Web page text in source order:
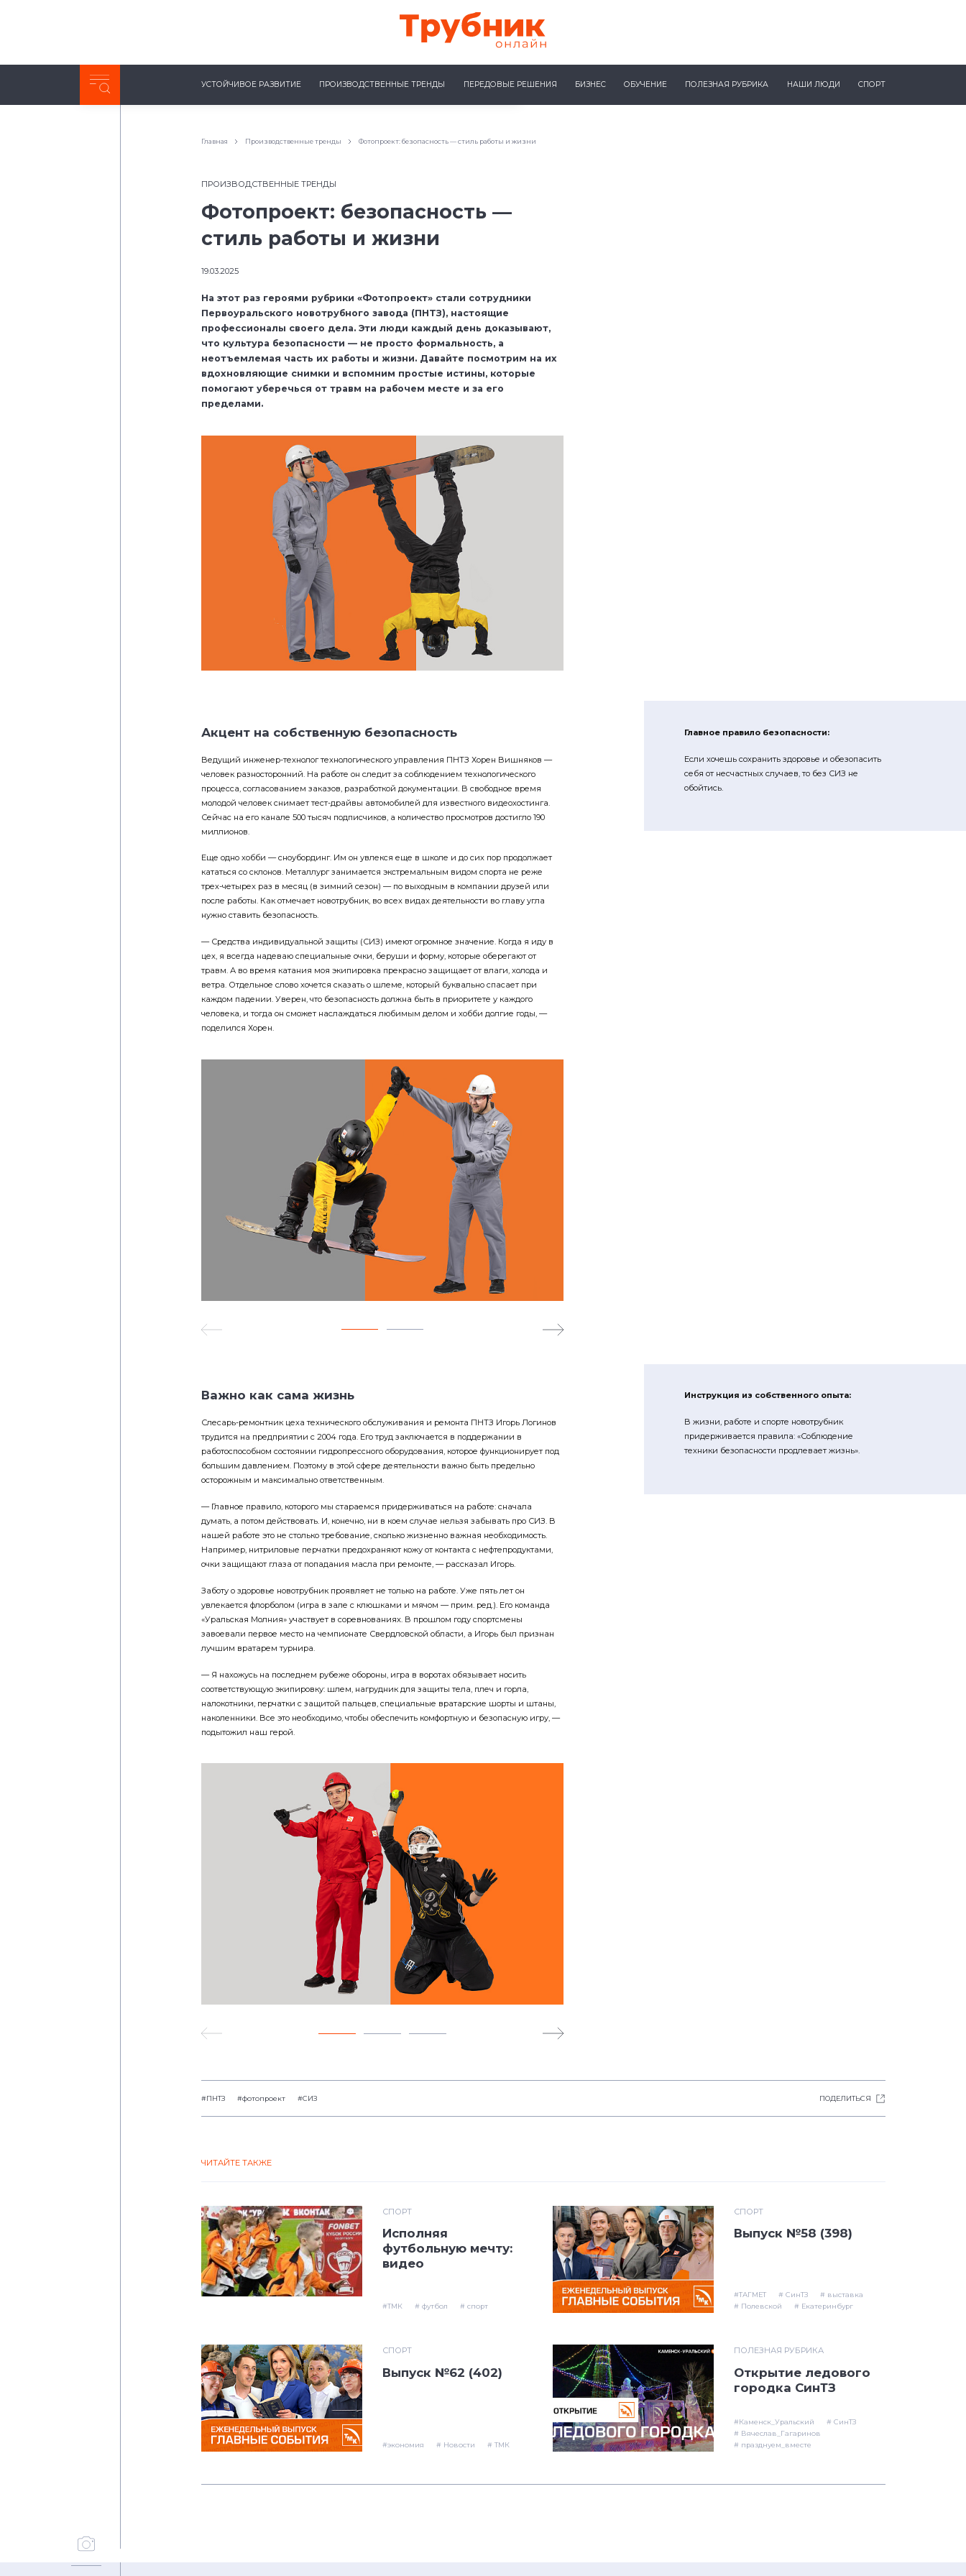
Неделя с ТМК. Выпуск №27 (225)
УСТОЙЧИВОЕ РАЗВИТИЕ ПРОИЗВОДСТВЕННЫЕ ТРЕНДЫ ПЕРЕДОВЫЕ РЕШЕНИЯ БИЗНЕС ОБУЧЕНИЕ ПОЛЕЗНАЯ РУБРИКА НАШИ ЛЮДИ СПОРТ
Главная Производственные тренды Фотопроект: безопасность — стиль работы и жизни
ПРОИЗВОДСТВЕННЫЕ ТРЕНДЫ
Фотопроект: безопасность —
стиль работы и жизни
19.03.2025
На этот раз героями рубрики «Фотопроект» стали сотрудники
Первоуральского новотрубного завода (ПНТЗ), настоящие
профессионалы своего дела. Эти люди каждый день доказывают,
что культура безопасности — не просто формальность, а
неотъемлемая часть их работы и жизни. Давайте посмотрим на их
вдохновляющие снимки и вспомним простые истины, которые
помогают уберечься от травм на рабочем месте и за его
пределами.
Акцент на собственную безопасность
Ведущий инженер-технолог технологического управления ПНТЗ Хорен Вишняков —
человек разносторонний. На работе он следит за соблюдением технологического
процесса, согласованием заказов, разработкой документации. В свободное время
молодой человек снимает тест-драйвы автомобилей для известного видеохостинга.
Сейчас на его канале 500 тысяч подписчиков, а количество просмотров достигло 190
миллионов.
Еще одно хобби — сноубординг. Им он увлекся еще в школе и до сих пор продолжает
кататься со склонов. Металлург занимается экстремальным видом спорта не реже
трех-четырех раз в месяц (в зимний сезон) — по выходным в компании друзей или
после работы. Как отмечает новотрубник, во всех видах деятельности во главу угла
нужно ставить безопасность.
— Средства индивидуальной защиты (СИЗ) имеют огромное значение. Когда я иду в
цех, я всегда надеваю специальные очки, беруши и форму, которые оберегают от
травм. А во время катания моя экипировка прекрасно защищает от влаги, холода и
ветра. Отдельное слово хочется сказать о шлеме, который буквально спасает при
каждом падении. Уверен, что безопасность должна быть в приоритете у каждого
человека, и тогда он сможет наслаждаться любимым делом и хобби долгие годы, —
поделился Хорен.
Главное правило безопасности:
Если хочешь сохранить здоровье и обезопасить
себя от несчастных случаев, то без СИЗ не
обойтись.
Важно как сама жизнь
Слесарь-ремонтник цеха технического обслуживания и ремонта ПНТЗ Игорь Логинов
трудится на предприятии с 2004 года. Его труд заключается в поддержании в
работоспособном состоянии гидропрессного оборудования, которое функционирует под
большим давлением. Поэтому в этой сфере деятельности важно быть предельно
осторожным и максимально ответственным.
— Главное правило, которого мы стараемся придерживаться на работе: сначала
думать, а потом действовать. И, конечно, ни в коем случае нельзя забывать про СИЗ. В
нашей работе это не столько требование, сколько жизненно важная необходимость.
Например, нитриловые перчатки предохраняют кожу от контакта с нефтепродуктами,
очки защищают глаза от попадания масла при ремонте, — рассказал Игорь.
Заботу о здоровье новотрубник проявляет не только на работе. Уже пять лет он
увлекается флорболом (игра в зале с клюшками и мячом — прим. ред.). Его команда
«Уральская Молния» участвует в соревнованиях. В прошлом году спортсмены
завоевали первое место на чемпионате Свердловской области, а Игорь был признан
лучшим вратарем турнира.
— Я нахожусь на последнем рубеже обороны, игра в воротах обязывает носить
соответствующую экипировку: шлем, нагрудник для защиты тела, плеч и горла,
налокотники, перчатки с защитой пальцев, специальные вратарские шорты и штаны,
наколенники. Все это необходимо, чтобы обеспечить комфортную и безопасную игру, —
подытожил наш герой.
Инструкция из собственного опыта:
В жизни, работе и спорте новотрубник
придерживается правила: «Соблюдение
техники безопасности продлевает жизнь».
#ПНТЗ #фотопроект #СИЗ ПОДЕЛИТЬСЯ
ЧИТАЙТЕ ТАКЖЕ
СПОРТ
Исполняя
футбольную мечту:
видео
#ТМК # футбол # спорт
СПОРТ
Выпуск №58 (398)
#ТАГМЕТ # СинТЗ
# выставка
# Полевской
# Екатеринбург
СПОРТ
Выпуск №62 (402)
#экономия # Новости # ТМК
ПОЛЕЗНАЯ РУБРИКА
Открытие ледового
городка СинТЗ
#Каменск_Уральский
# СинТЗ
# Вячеслав_Гагаринов
# празднуем_вместе